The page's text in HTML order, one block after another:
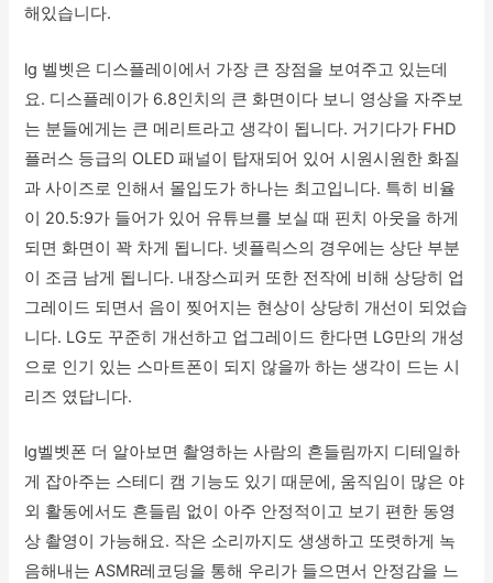
해있습니다.
lg 벨벳은 디스플레이에서 가장 큰 장점을 보여주고 있는데
요. 디스플레이가 6.8인치의 큰 화면이다 보니 영상을 자주보
는 분들에게는 큰 메리트라고 생각이 됩니다. 거기다가 FHD
플러스 등급의 OLED 패널이 탑재되어 있어 시원시원한 화질
과 사이즈로 인해서 몰입도가 하나는 최고입니다. 특히 비율
이 20.5:9가 들어가 있어 유튜브를 보실 때 핀치 아웃을 하게
되면 화면이 꽉 차게 됩니다. 넷플릭스의 경우에는 상단 부분
이 조금 남게 됩니다. 내장스피커 또한 전작에 비해 상당히 업
그레이드 되면서 음이 찢어지는 현상이 상당히 개선이 되었습
니다. LG도 꾸준히 개선하고 업그레이드 한다면 LG만의 개성
으로 인기 있는 스마트폰이 되지 않을까 하는 생각이 드는 시
리즈 였답니다.
lg벨벳폰 더 알아보면 촬영하는 사람의 흔들림까지 디테일하
게 잡아주는 스테디 캠 기능도 있기 때문에, 움직임이 많은 야
외 활동에서도 흔들림 없이 아주 안정적이고 보기 편한 동영
상 촬영이 가능해요. 작은 소리까지도 생생하고 또렷하게 녹
음해내는 ASMR레코딩을 통해 우리가 들으면서 안정감을 느